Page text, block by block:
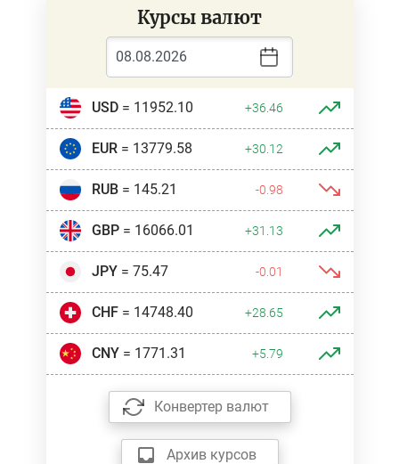
Курсы валют
USD= 11952.10 +36.46
EUR= 13779.58 +30.12
RUB= 145.21 -0.98
GBP= 16066.01 +31.13
JPY= 75.47 -0.01
CHF= 14748.40 +28.65
CNY= 1771.31 +5.79
Конвертер валют
Архив курсов